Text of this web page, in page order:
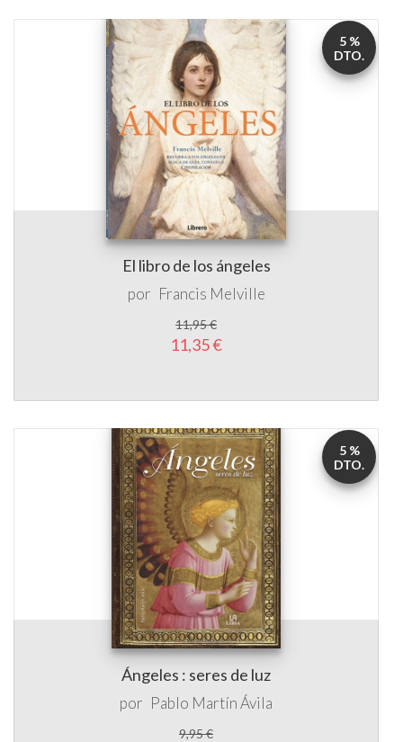
El libro de los ángeles
por Francis Melville
11,95 €
11,35 €
5 %
DTO.
Ángeles : seres de luz
por Pablo Martín Ávila
9,95 €
5 %
DTO.